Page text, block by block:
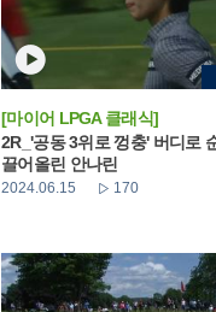
[마이어 LPGA 클래식]
2R_'공동 3위로 껑충' 버디로
끌어올린 안나린
2024.06.15 170